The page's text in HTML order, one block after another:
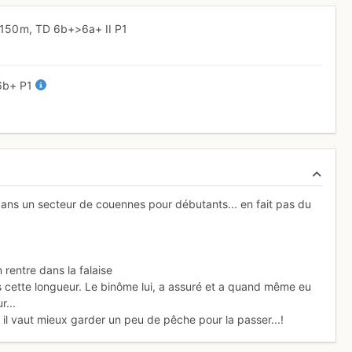
150 m,TD 6b+>6a+ II P1
P1
un secteur de couennes pour débutants... en fait pas du
rentre dans la falaise
longueur. Le binôme lui, a assuré et a quand même eu
vaut mieux garder un peu de pêche pour la passer...!